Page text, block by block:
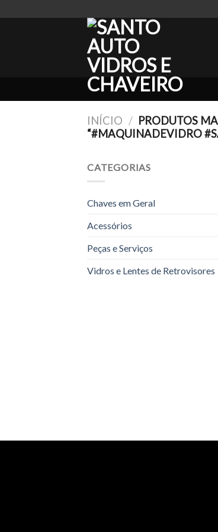
to
INÍCIO / PRODUTOS
“#MAQUINADEVIDRO
CATEGORIAS
Chaves em Geral
Acessórios
Peças e Serviços
Vidros e Lentes de Retrovisores